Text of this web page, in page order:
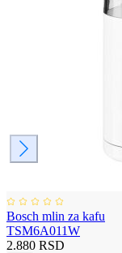
Bosch mlin za kafu
TSM6A011W
2.880 RSD